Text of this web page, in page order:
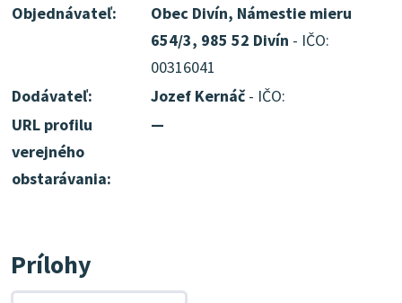
Objednávateľ:
Obec Divín, Námestie mieru
654/3, 985 52 Divín - IČO:
00316041
Dodávateľ:
Jozef Kernáč - IČO:
URL profilu
verejného
obstarávania:
—
Prílohy